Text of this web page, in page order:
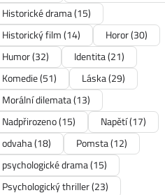
Historické drama(15)
Historický film(14) Horor(30)
Humor(32) Identita(21)
Komedie(51) Láska(29)
Morální dilemata(13)
Nadpřirozeno(15) Napětí(17)
odvaha(18) Pomsta(12)
psychologické drama(15)
Psychologický thriller(23)